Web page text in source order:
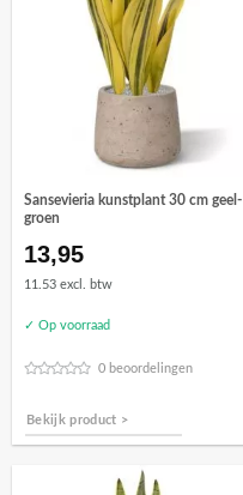
Sansevieria kunstplant 30 cm geel-
groen
13,95
11.53 excl. btw
✓ Op voorraad
0 beoordelingen
Bekijk product >